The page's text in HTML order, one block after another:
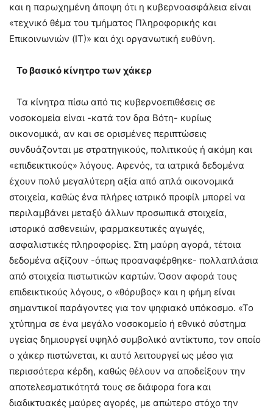
και η παρωχημένη άποψη ότι η κυβερνοασφάλεια είναι
«τεχνικό θέμα του τμήματος Πληροφορικής και
Επικοινωνιών (ΙΤ)» και όχι οργανωτική ευθύνη.
Το βασικό κίνητρο των χάκερ
Τα κίνητρα πίσω από τις κυβερνοεπιθέσεις σε
νοσοκομεία είναι -κατά τον δρα Βότη- κυρίως
οικονομικά, αν και σε ορισμένες περιπτώσεις
συνδυάζονται με στρατηγικούς, πολιτικούς ή ακόμη και
«επιδεικτικούς» λόγους. Αφενός, τα ιατρικά δεδομένα
έχουν πολύ μεγαλύτερη αξία από απλά οικονομικά
στοιχεία, καθώς ένα πλήρες ιατρικό προφίλ μπορεί να
περιλαμβάνει μεταξύ άλλων προσωπικά στοιχεία,
ιστορικό ασθενειών, φαρμακευτικές αγωγές,
ασφαλιστικές πληροφορίες. Στη μαύρη αγορά, τέτοια
δεδομένα αξίζουν -όπως προαναφέρθηκε- πολλαπλάσια
από στοιχεία πιστωτικών καρτών. Όσον αφορά τους
επιδεικτικούς λόγους, ο «θόρυβος» και η φήμη είναι
σημαντικοί παράγοντες για τον ψηφιακό υπόκοσμο. «Το
χτύπημα σε ένα μεγάλο νοσοκομείο ή εθνικό σύστημα
υγείας δημιουργεί υψηλό συμβολικό αντίκτυπο, τον οποίο
ο χάκερ πιστώνεται, κι αυτό λειτουργεί ως μέσο για
περισσότερα κέρδη, καθώς θέλουν να αποδείξουν την
αποτελεσματικότητά τους σε διάφορα fora και
διαδικτυακές μαύρες αγορές, με απώτερο στόχο την